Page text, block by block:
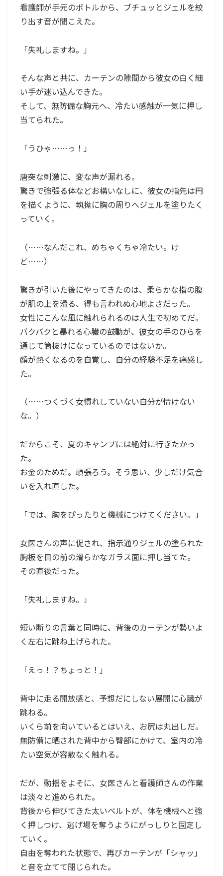
看護師が手元のボトルから、ブチュッとジェルを絞
り出す音が聞こえた。
「失礼しますね。」
そんな声と共に、カーテンの隙間から彼女の白く細
い手が迷い込んできた。
そして、無防備な胸元へ、冷たい感触が一気に押し
当てられた。
「うひゃ……っ！」
唐突な刺激に、変な声が漏れる。
驚きで強張る体などお構いなしに、彼女の指先は円
を描くように、執拗に胸の周りへジェルを塗りたく
っていく。
（……なんだこれ、めちゃくちゃ冷たい。け
ど……）
驚きが引いた後にやってきたのは、柔らかな指の腹
が肌の上を滑る、得も言われぬ心地よさだった。
女性にこんな風に触れられるのは人生で初めてだ。
バクバクと暴れる心臓の鼓動が、彼女の手のひらを
通じて筒抜けになっているのではないか。
顔が熱くなるのを自覚し、自分の経験不足を痛感し
た。
（……つくづく女慣れしていない自分が情けない
な。）
だからこそ、夏のキャンプには絶対に行きたかっ
た。
お金のためだ。頑張ろう。そう思い、少しだけ気合
いを入れ直した。
「では、胸をぴったりと機械につけてください。」
女医さんの声に促され、指示通りジェルの塗られた
胸板を目の前の滑らかなガラス面に押し当てた。
その直後だった。
「失礼しますね。」
短い断りの言葉と同時に、背後のカーテンが勢いよ
く左右に跳ね上げられた。
「えっ！？ちょっと！」
背中に走る開放感と、予想だにしない展開に心臓が
跳ねる。
いくら前を向いているとはいえ、お尻は丸出しだ。
無防備に晒された背中から臀部にかけて、室内の冷
たい空気が容赦なく触れる。
だが、動揺をよそに、女医さんと看護師さんの作業
は淡々と進められた。
背後から伸びてきた太いベルトが、体を機械へと強
く押しつけ、逃げ場を奪うようにがっしりと固定し
ていく。
自由を奪われた状態で、再びカーテンが「シャッ」
と音を立てて閉じられた。